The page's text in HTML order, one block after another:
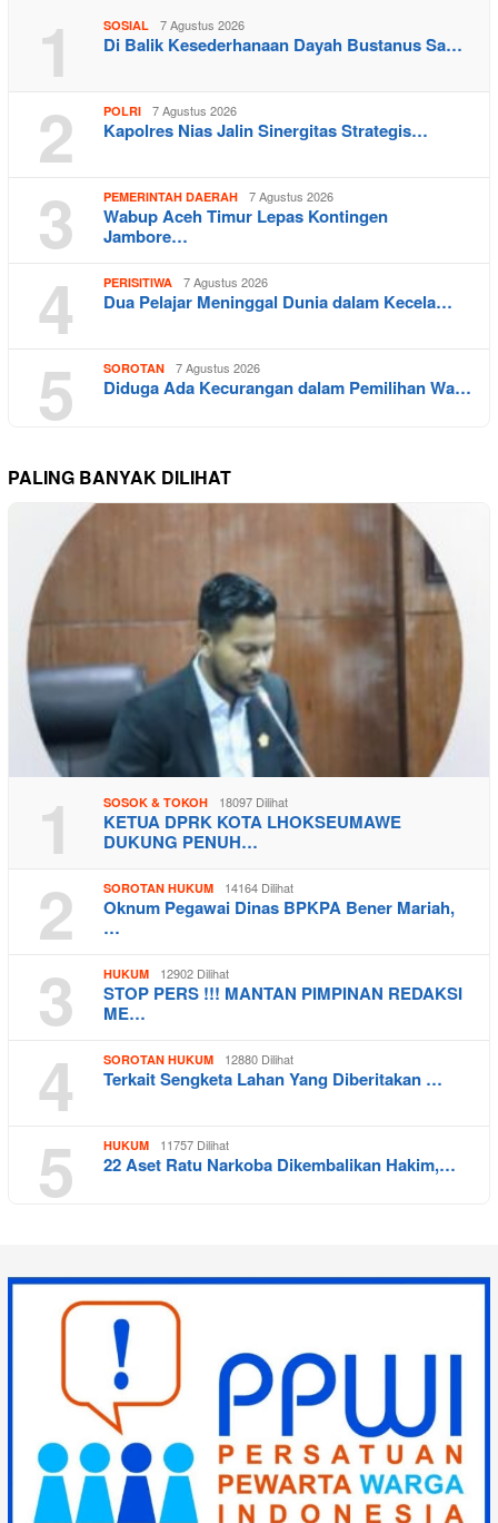
1 SOSIAL 7 Agustus 2026
Di Balik Kesederhanaan Dayah Bustanus Sa…
2 POLRI 7 Agustus 2026
Kapolres Nias Jalin Sinergitas Strategis…
3 PEMERINTAH DAERAH 7 Agustus 2026
Wabup Aceh Timur Lepas Kontingen
Jambore…
4 PERISITIWA 7 Agustus 2026
Dua Pelajar Meninggal Dunia dalam Kecela…
5 SOROTAN 7 Agustus 2026
Diduga Ada Kecurangan dalam Pemilihan Wa…
PALING BANYAK DILIHAT
1 SOSOK & TOKOH 18097 Dilihat
KETUA DPRK KOTA LHOKSEUMAWE
DUKUNG PENUH…
2 SOROTAN HUKUM 14164 Dilihat
Oknum Pegawai Dinas BPKPA Bener Mariah,
…
3 HUKUM 12902 Dilihat
STOP PERS !!! MANTAN PIMPINAN REDAKSI
ME…
4 SOROTAN HUKUM 12880 Dilihat
Terkait Sengketa Lahan Yang Diberitakan …
5 HUKUM 11757 Dilihat
22 Aset Ratu Narkoba Dikembalikan Hakim,…